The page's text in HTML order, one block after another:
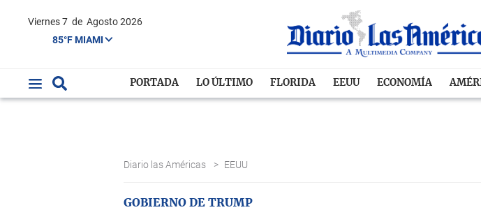
Viernes 7 de Agosto 2026
85°F MIAMI
PORTADA LO ÚLTIMO FLORIDA EEUU ECONOMÍA
Diario las Américas > EEUU
GOBIERNO DE TRUMP